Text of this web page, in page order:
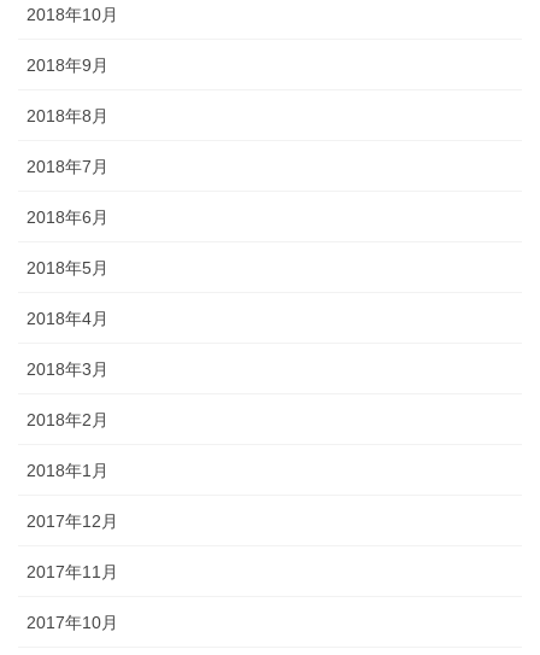
2018年10月
2018年9月
2018年8月
2018年7月
2018年6月
2018年5月
2018年4月
2018年3月
2018年2月
2018年1月
2017年12月
2017年11月
2017年10月